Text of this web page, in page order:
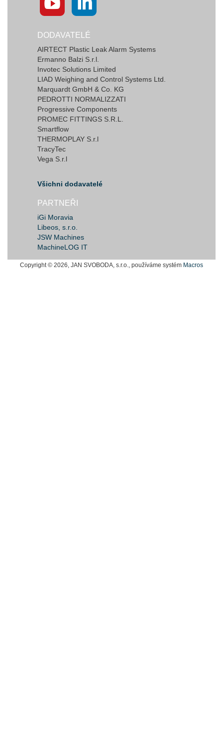
DODAVATELÉ
AIRTECT Plastic Leak Alarm Systems
Ermanno Balzi S.r.l.
Invotec Solutions Limited
LIAD Weighing and Control Systems Ltd.
Marquardt GmbH & Co. KG
PEDROTTI NORMALIZZATI
Progressive Components
PROMEC FITTINGS S.R.L.
Smartflow
THERMOPLAY S.r.l
TracyTec
Vega S.r.l
Všichni dodavatelé
PARTNEŘI
iGi Moravia
Libeos, s.r.o.
JSW Machines
MachineLOG IT
Copyright © 2026, JAN SVOBODA, s.r.o., používáme systém Macros